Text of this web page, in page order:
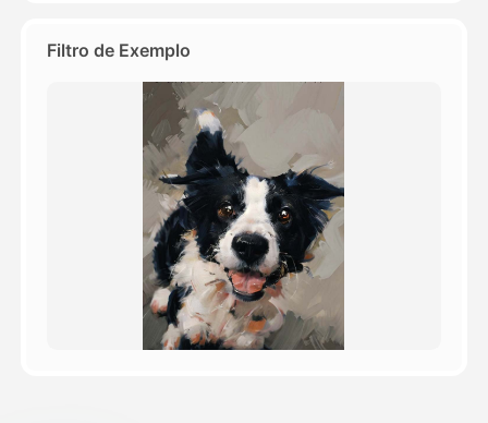
Filtro de Exemplo